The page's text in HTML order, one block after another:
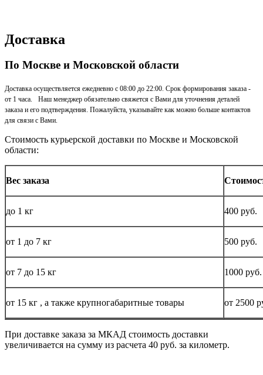
Доставка
По Москве и Московской области
Доставка осуществляется ежедневно с 08:00 до 22:00. Срок формирования заказа -
от 1 часа. Наш менеджер обязательно свяжется с Вами для уточнения деталей
заказа и его подтверждения. Пожалуйста, указывайте как можно больше контактов
для связи с Вами.
Стоимость курьерской доставки по Москве и Московской
области:
Вес заказа
до 1 кг 400 руб.
от 1 до 7 кг 500 руб.
от 7 до 15 кг 1000 руб.
от 15 кг , а также крупногабаритные товары от 2500
При доставке заказа за МКАД стоимость доставки
увеличивается на сумму из расчета 40 руб. за километр.